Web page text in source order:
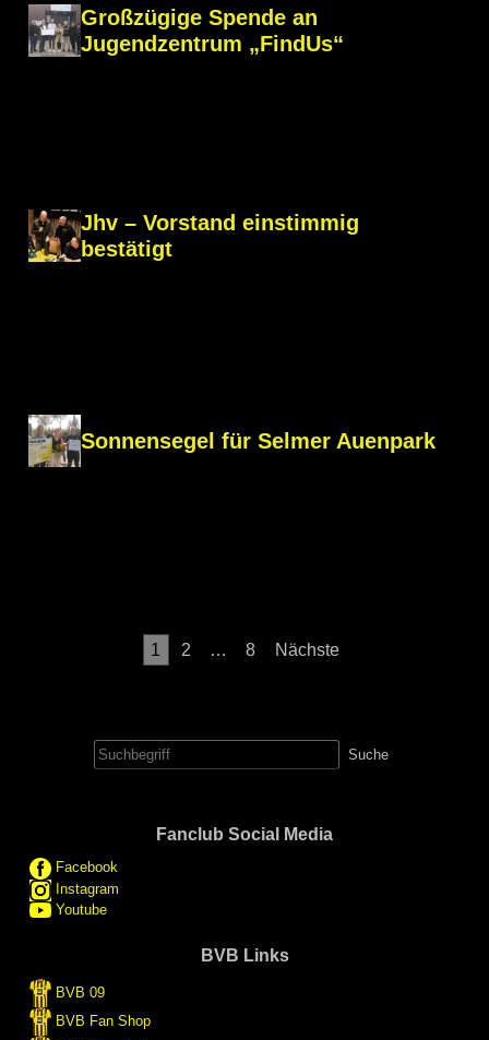
Großzügige Spende an
Jugendzentrum „FindUs“
Jhv – Vorstand einstimmig
bestätigt
Sonnensegel für Selmer Auenpark
Seitennummerierung
1 2 … 8 Nächste
nach:
Fanclub Social Media
Facebook
Instagram
Youtube
BVB Links
BVB 09
BVB Fan Shop